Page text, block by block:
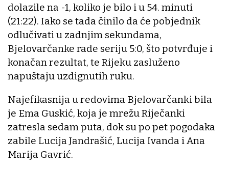
dolazile na -1, koliko je bilo i u 54. minuti
(21:22). Iako se tada činilo da će pobjednik
odlučivati u zadnjim sekundama,
Bjelovarčanke rade seriju 5:0, što potvrđuje i
konačan rezultat, te Rijeku zasluženo
napuštaju uzdignutih ruku.
Najefikasnija u redovima Bjelovarčanki bila
je Ema Guskić, koja je mrežu Riječanki
zatresla sedam puta, dok su po pet pogodaka
zabile Lucija Jandrašić, Lucija Ivanda i Ana
Marija Gavrić.